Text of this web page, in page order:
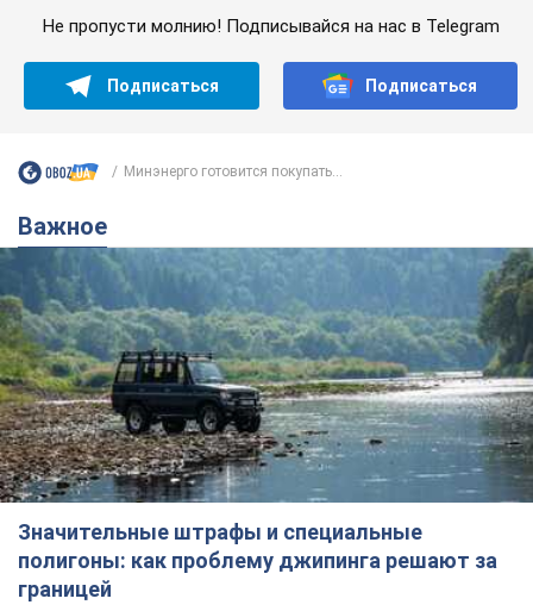
Не пропусти молнию! Подписывайся на нас в Telegram
Подписаться Подписаться
Минэнерго готовится покупать...
Важное
Значительные штрафы и специальные
полигоны: как проблему джипинга решают за
границей